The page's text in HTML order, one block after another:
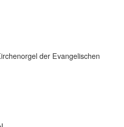
der Evangelischen